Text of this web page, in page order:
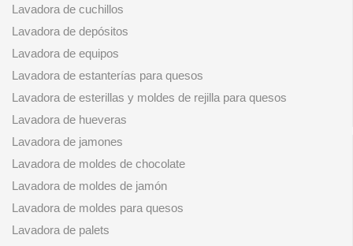
Lavadora de cuchillos
Lavadora de depósitos
Lavadora de equipos
Lavadora de estanterías para quesos
Lavadora de esterillas y moldes de rejilla para quesos
Lavadora de hueveras
Lavadora de jamones
Lavadora de moldes de chocolate
Lavadora de moldes de jamón
Lavadora de moldes para quesos
Lavadora de palets